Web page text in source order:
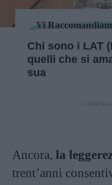
Vi
Chi sono i LAT
quelli che si
sua
Ancora, la
trent’anni